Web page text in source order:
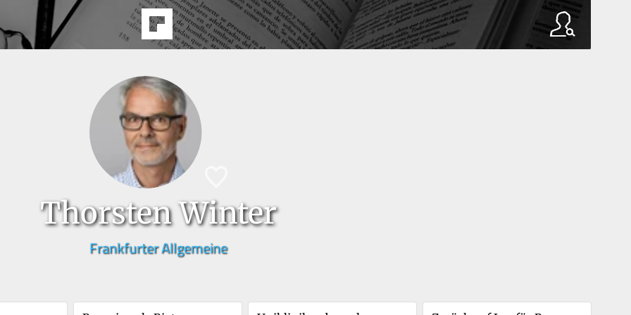
Thorsten Winter
Frankfurter Allgemeine